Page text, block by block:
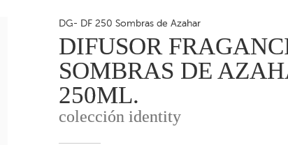
DG- DF 250 Sombras de Azahar
DIFUSOR
SOMBRAS DE
250ML.
colección identity